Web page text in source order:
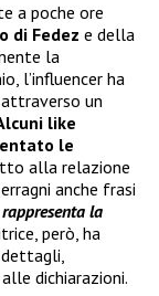
a poche ore
di Fedez e della
la
l’influencer ha
un
like
le
alla relazione
anche frasi
la
però, ha
dichiarazioni.